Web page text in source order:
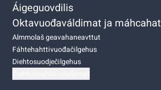
Áigeguovdilis
Oktavuođaváldimat ja máhcahat
Almmolaš geavahaneavttut
Fáhtehahttivuođačilgehus
Diehtosuodječilgehus